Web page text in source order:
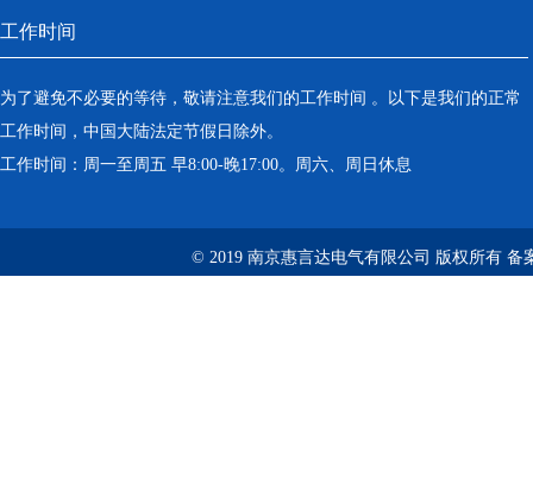
工作时间
为了避免不必要的等待，敬请注意我们的工作时间 。以下是我们的正常
工作时间，中国大陆法定节假日除外。
工作时间：周一至周五 早8:00-晚17:00。周六、周日休息
© 2019 南京惠言达电气有限公司 版权所有 备